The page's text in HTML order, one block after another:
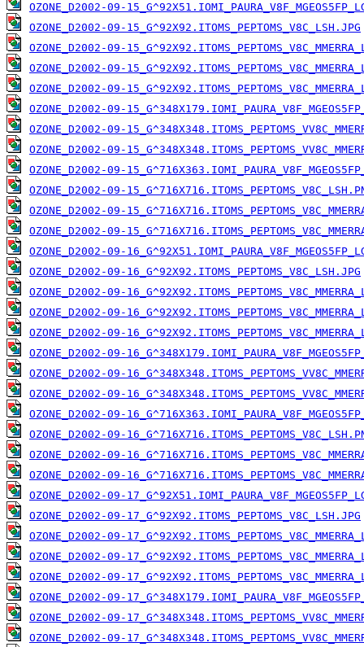
OZONE_D2002-09-
OZONE_D2002-09-15_G^92X92.ITOMS_PEPTOMS_V8C_LSH.JPG
OZONE_D2002-09-
OZONE_D2002-09-
OZONE_D2002-09-
OZONE_D2002-09-
OZONE_D2002-09-
OZONE_D2002-09-
OZONE_D2002-09-
OZONE_D2002-09-
OZONE_D2002-09-
OZONE_D2002-09-
OZONE_D2002-09-
OZONE_D2002-09-16_G^92X92.ITOMS_PEPTOMS_V8C_LSH.JPG
OZONE_D2002-09-
OZONE_D2002-09-
OZONE_D2002-09-
OZONE_D2002-09-
OZONE_D2002-09-
OZONE_D2002-09-
OZONE_D2002-09-
OZONE_D2002-09-
OZONE_D2002-09-
OZONE_D2002-09-
OZONE_D2002-09-
OZONE_D2002-09-17_G^92X92.ITOMS_PEPTOMS_V8C_LSH.JPG
OZONE_D2002-09-
OZONE_D2002-09-
OZONE_D2002-09-
OZONE_D2002-09-
OZONE_D2002-09-
OZONE_D2002-09-